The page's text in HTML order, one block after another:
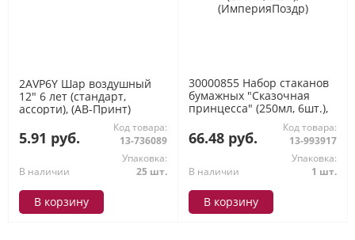
2AVP6Y Шар воздушный
12" 6 лет (стандарт,
ассорти), (АВ-Принт)
5.91 руб.
Код товара:
13-736089
В наличии
Упаковка:
25 шт.
В корзину
30000855 Набор стаканов
бумажных "Сказочная
принцесса" (250мл, 6шт.),
66.48 руб.
Код товара:
13-993917
В наличии
Упаковка:
1 шт.
В корзину